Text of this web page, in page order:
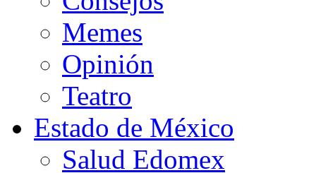
Memes
Opinión
Teatro
Estado de México
Salud Edomex